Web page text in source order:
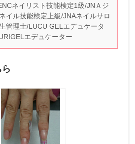
ネイリスト技能検定1級/JNＡジ
イル技能検定上級/JNAネイルサロ
管理士/LUCU GELエデュケータ
エデュケーター